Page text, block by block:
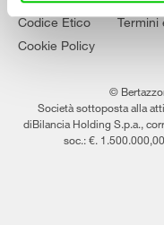
Codice Etico
Cookie Policy
©
Società sottoposta alla
diBilancia Holding S.p.a.,
soc.: €.